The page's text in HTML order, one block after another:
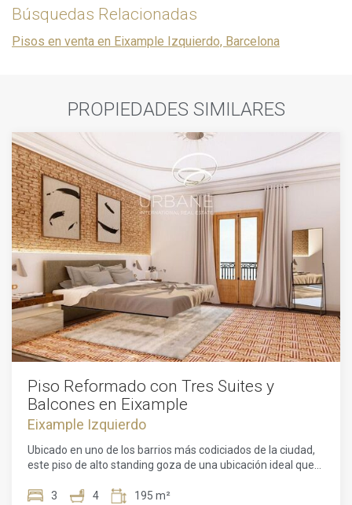
Búsquedas Relacionadas
Pisos en venta en Eixample Izquierdo, Barcelona
PROPIEDADES SIMILARES
Piso Reformado con Tres Suites y
Balcones en Eixample
Eixample Izquierdo
Ubicado en uno de los barrios más codiciados de la ciudad,
este piso de alto standing goza de una ubicación ideal que
residencial agradable. Esta reconocida zona destaca por su
3 4 195 m²